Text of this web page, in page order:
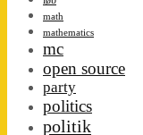
math
mathematics
mc
open source
party
politics
politik